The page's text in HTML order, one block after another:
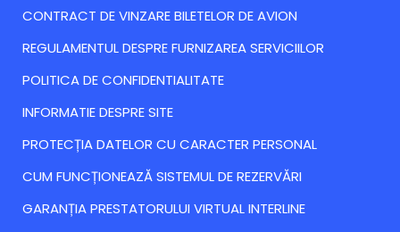
CONTRACT DE VINZARE BILETELOR DE AVION
REGULAMENTUL DESPRE FURNIZAREA SERVICIILOR
POLITICA DE CONFIDENTIALITATE
INFORMATIE DESPRE SITE
PROTECȚIA DATELOR CU CARACTER PERSONAL
CUM FUNCȚIONEAZĂ SISTEMUL DE REZERVĂRI
GARANȚIA PRESTATORULUI VIRTUAL INTERLINE